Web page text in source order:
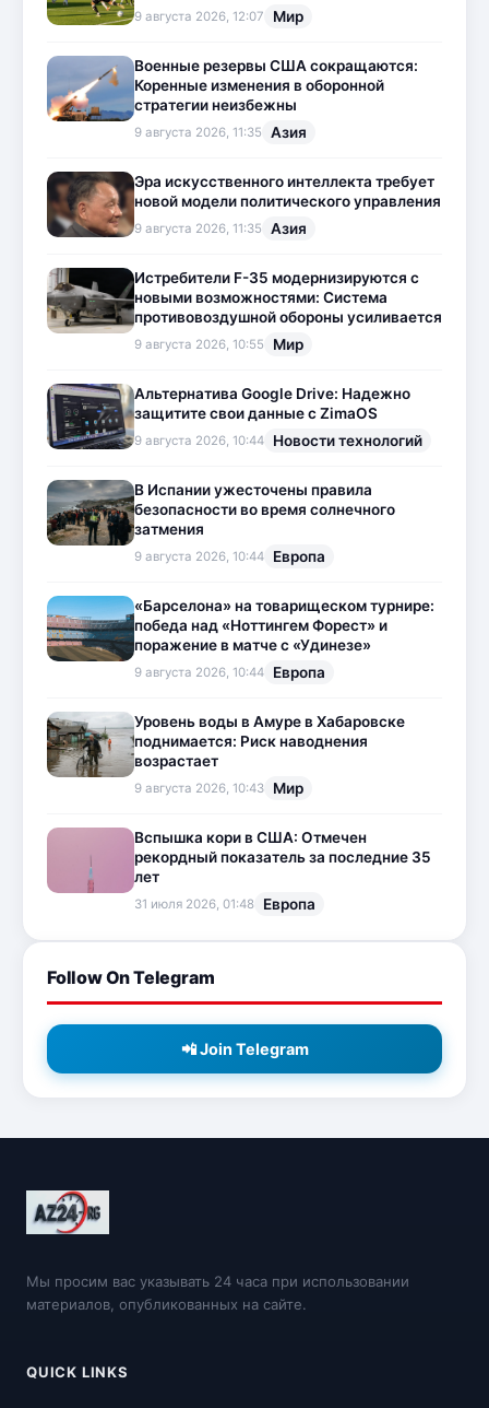
9 августа 2026, 12:07 Мир
Военные резервы США сокращаются:
Коренные изменения в оборонной
стратегии неизбежны
9 августа 2026, 11:35 Азия
Эра искусственного интеллекта требует
новой модели политического управления
9 августа 2026, 11:35 Азия
Истребители F-35 модернизируются с
новыми возможностями: Система
противовоздушной обороны усиливается
9 августа 2026, 10:55 Мир
Альтернатива Google Drive: Надежно
защитите свои данные с ZimaOS
9 августа 2026, 10:44 Новости технологий
В Испании ужесточены правила
безопасности во время солнечного
затмения
9 августа 2026, 10:44 Европа
«Барселона» на товарищеском турнире:
победа над «Ноттингем Форест» и
поражение в матче с «Удинезе»
9 августа 2026, 10:44 Европа
Уровень воды в Амуре в Хабаровске
поднимается: Риск наводнения
возрастает
9 августа 2026, 10:43 Мир
Вспышка кори в США: Отмечен
рекордный показатель за последние 35
лет
31 июля 2026, 01:48 Европа
Follow On Telegram
📲 Join Telegram
Мы просим вас указывать 24 часа при использовании
материалов, опубликованных на сайте.
QUICK LINKS